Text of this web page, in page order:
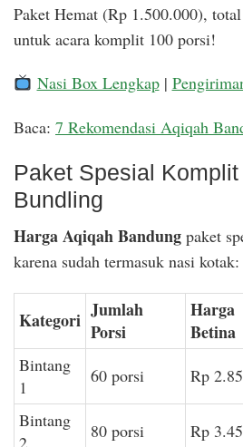
Paket Hemat (Rp 1.500.000),
untuk acara komplit 100 porsi!
Nasi Box Lengkap|
Baca: 7 Rekomendasi Aqiqah
Paket Spesial
Bundling
Harga Aqiqah Bandung paket
karena sudah termasuk nasi kotak:
Kategori Jumlah
Porsi
Harga
Betina
Bintang
1
60 porsi Rp
Bintang
2
80 porsi Rp